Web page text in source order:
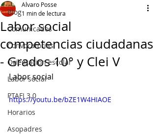
Blog
Comunicados
Convocatorias
Orientación escolar
Labor social
PTAFI 3.0
Horarios
Asopadres
Labor social
competencias ciudadanas
- Grados 10° y Clei V
Alvaro Posse
1 min de lectura
Labor social
https://youtu.be/bZE1W4HIAOE